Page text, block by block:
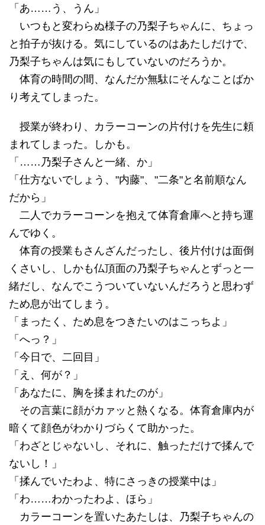
「あ……う、うん」
いつもと変わらぬ様子の乃梨子ちゃんに、ちょっ
と拍子が抜ける。気にしているのはあたしだけで、
乃梨子ちゃんは気にもしていないのだろうか。
体育の時間の間、なんだか無駄にそんなことばか
り考えてしまった。
授業が終わり、カラーコーンの片付けを先生に頼
まれてしまった。しかも。
「……乃梨子さんと一緒、か」
「仕方ないでしょう、"内藤"、"二条"と名前順なん
だから」
二人でカラーコーンを抱えて体育倉庫へと持ち運
んでゆく。
体育の授業もさんざんだったし、後片付けは面倒
くさいし、しかも仏頂面の乃梨子ちゃんとずっと一
緒だし、なんでこうついていないんだろうと思わず
ため息が出てしまう。
「まったく、ため息をつきたいのはこっちよ」
「へっ？」
「今日で、二回目」
「え、何が？」
「あなたに、胸を揉まれたのが」
その言葉に顔がカァッと熱くなる。体育倉庫内が
暗くて顔色がわかりづらくて助かった。
「わざとじゃないし、それに、触っただけで揉んで
ないし！」
「揉んでいたわよ、特にさっきの授業中は」
「わ……わかったわよ、ほら」
カラーコーンを置いたあたしは、乃梨子ちゃんの